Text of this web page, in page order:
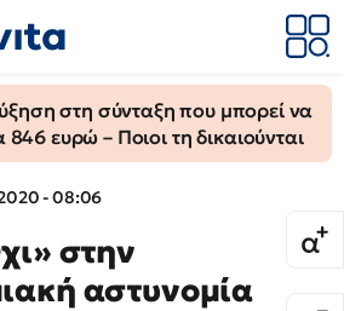
στη σύνταξη που μπορεί να
846 ευρώ – Ποιοι τη δικαιούνται
- 08:06
στην
αστυνομία